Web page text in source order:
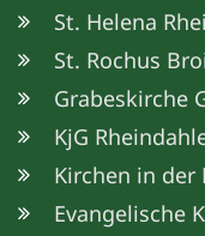
St. Helena
St. Rochus
Grabeskirche
KjG
Kirchen in der
Evangelische